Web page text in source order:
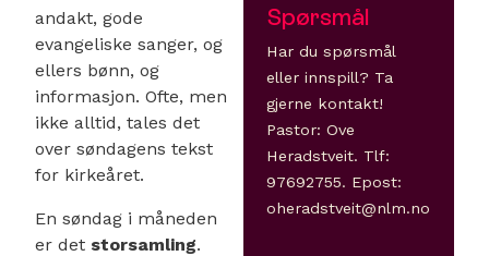
Spørsmål
Har du spørsmål
eller innspill? Ta
gjerne kontakt!
Pastor: Ove
Heradstveit. Tlf:
97692755. Epost:
oheradstveit@nlm.no
andakt, gode
evangeliske sanger, og
ellers bønn, og
informasjon. Ofte, men
ikke alltid, tales det
over søndagens tekst
for kirkeåret.
En søndag i måneden
er det storsamling.